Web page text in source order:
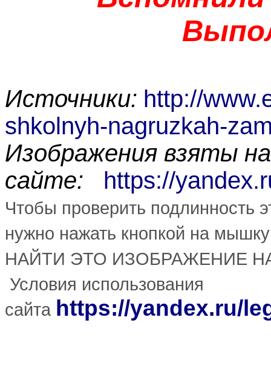
Источники: http://
shkolnyh-nagruzkah-
Изображения взяты на
сайте:
https://
Чтобы проверить подлинность
нужно нажать кнопкой на
НАЙТИ ЭТО ИЗОБРАЖЕНИЕ
Условия использования
сайта https://yandex.ru/